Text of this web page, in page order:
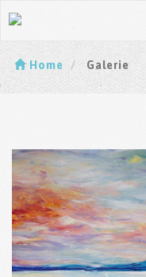
Home Galerie